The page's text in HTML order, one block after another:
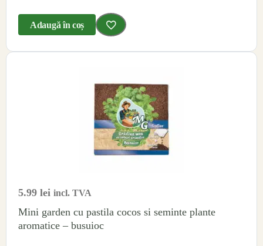
Adaugă în coș
5.99 lei incl. TVA
Mini garden cu pastila cocos si seminte plante
aromatice – busuioc